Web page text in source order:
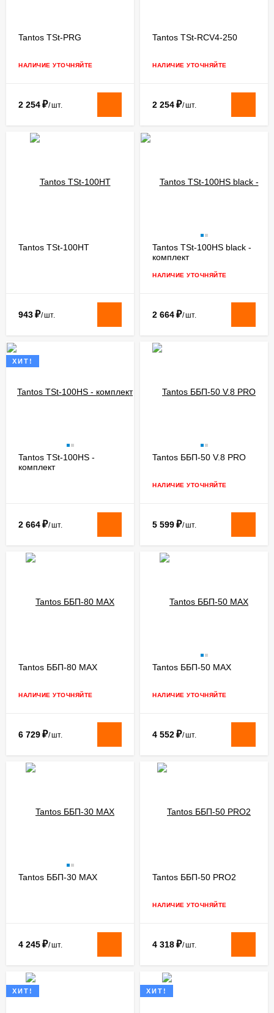
Tantos TSt-PRG
НАЛИЧИЕ УТОЧНЯЙТЕ
2 254₽/шт.
Tantos TSt-RCV4-250
НАЛИЧИЕ УТОЧНЯЙТЕ
2 254₽/шт.
Tantos TSt-100HT
943₽/шт.
Tantos TSt-100HS black -
комплект
управления
НАЛИЧИЕ УТОЧНЯЙТЕ
2 664₽/шт.
ХИТ!
Tantos TSt-100HS -
комплект
2 664₽/шт.
Tantos ББП-50 V.8 PRO
НАЛИЧИЕ УТОЧНЯЙТЕ
5 599₽/шт.
Tantos ББП-80 MAX
НАЛИЧИЕ УТОЧНЯЙТЕ
6 729₽/шт.
Tantos ББП-50 MAX
НАЛИЧИЕ УТОЧНЯЙТЕ
4 552₽/шт.
Tantos ББП-30 MAX
4 245₽/шт.
Tantos ББП-50 PRO2
НАЛИЧИЕ УТОЧНЯЙТЕ
4 318₽/шт.
ХИТ! ХИТ!